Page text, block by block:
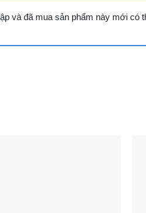
và đã mua sản phẩm này mới có